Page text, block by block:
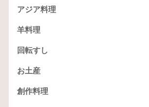
アジア料理
羊料理
回転すし
お土産
創作料理